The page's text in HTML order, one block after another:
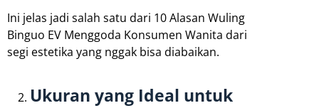
Ini jelas jadi salah satu dari 10 Alasan Wuling
Binguo EV Menggoda Konsumen Wanita dari
segi estetika yang nggak bisa diabaikan.
Ukuran yang Ideal untuk